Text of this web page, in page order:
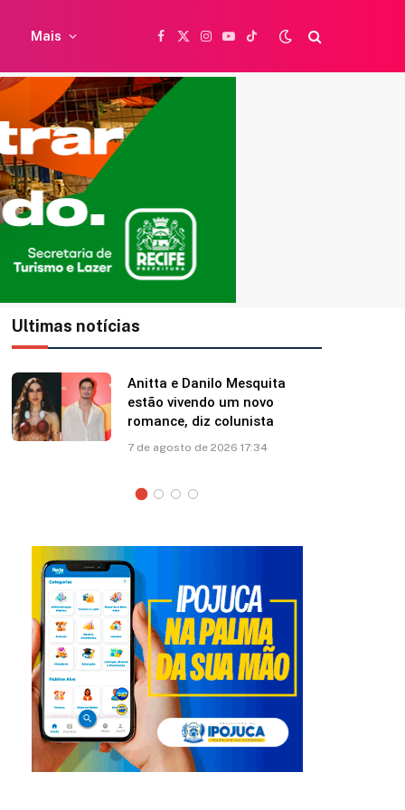
Mais
Facebook
X
Instagram
YouTubeTikTok
Ultimas notícias
Caetano Veloso completa 84
anos e ganha homenagem da
esposa: “Papito! Te amo”
7 de agosto de 2026 12:41